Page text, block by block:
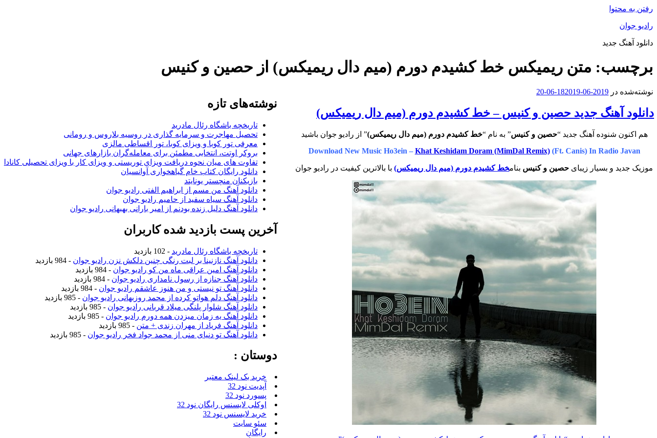
رفتن به محتوا
رادیو جوان
دانلود آهنگ جدید
برچسب: متن ریمیکس خط کشیدم دورم (میم دال ریمیکس) از حصین و کنیس
نوشته‌شده در 2019-06-18
2019-06-20
دانلود آهنگ جدید حصین و کنیس – خط کشیدم دورم (میم دال ریمیکس)
هم اکنون شنوده آهنگ جدید “حصین و کنیس” به نام “خط کشیدم دورم (میم دال ریمیکس)” از رادیو جوان باشید
Download New Music Ho3ein – Khat Keshidam Doram (MimDal Remix)(Ft. Canis) In Radio Javan
موزیک جدید و بسیار زیبای حصین و کنیس بنامخط کشیدم دورم (میم دال ریمیکس) با بالاترین کیفیت در رادیو جوان
نوشته‌های تازه
تاریخچه باشگاه رئال مادرید
تحصیل مهاجرت و سرمایه گذاری در روسیه بلاروس و رومانی
معرفی تور کوبا و ویزای کوبا، تور اقساطی مالزی
بروکر اوتت، انتخابی مطمئن برای معامله‌گران بازارهای جهانی
تفاوت های میان نحوه دریافت ویزای توریستی و ویزای کار با ویزای تحصیلی کانادا
دانلود رایگان کتاب خام گیاهخواری آوانسیان
بازیکنان منچستر یونایتد
دانلود آهنگ من مسم از ابراهیم الفتی رادیو جوان
دانلود آهنگ سیاه سفید از حامیم رادیو جوان
دانلود آهنگ دلیل زنده بودنم از امیر بارانی بهبهانی رادیو جوان
آخرین پست بازدید شده کاربران
تاریخچه باشگاه رئال مادرید - 102 بازدید
دانلود آهنگ نازنینا بر لبت رنگی چنین دلکش نزن رادیو جوان - 984 بازدید
دانلود آهنگ امین عراقی ماه من کو رادیو جوان - 984 بازدید
دانلود آهنگ جنازه از رسول نامداری رادیو جوان - 984 بازدید
دانلود آهنگ تو نیستی و من هنوز عاشقم رادیو جوان - 984 بازدید
دانلود آهنگ دلم هواتو کرده از محمد روزبهانی رادیو جوان - 985 بازدید
دانلود آهنگ شلوار پلنگی میلاد قربانی رادیو جوان - 985 بازدید
دانلود آهنگ یه زمان میزدن همه دورم رادیو جوان - 985 بازدید
دانلود آهنگ فریاد از مهران زندی + متن - 985 بازدید
دانلود آهنگ تو دنیای منی از محمد جواد فخر رادیو جوان - 985 بازدید
دوستان :
خرید بک لینک معتبر
آپدیت نود 32
پسورد نود 32
اوکلی لایسنس رایگان نود 32
خرید لایسنس نود 32
سئو سایت
رایگان